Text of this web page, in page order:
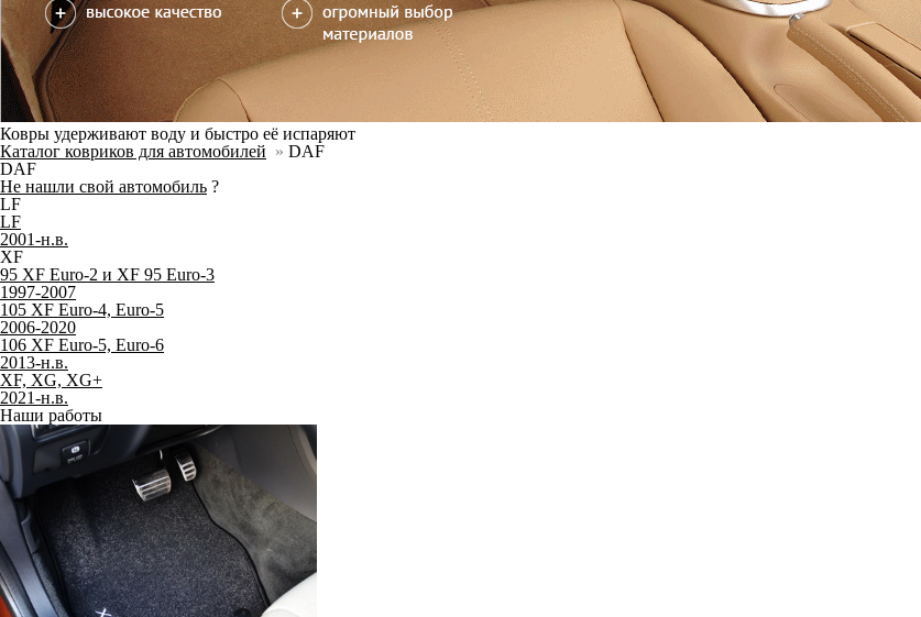
Ковры удерживают воду и быстро её испаряют